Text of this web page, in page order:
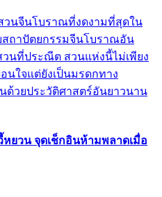
วนจีนโบราณที่งดงามที่สุดใน
สถาปัตยกรรมจีนโบราณอัน
นที่ประณีต สวนแห่งนี้ไม่เพียง
ใจแต่ยังเป็นมรดกทาง
วยประวัติศาสตร์อันยาวนาน
หยวน จุดเช็กอินห้ามพลาดเมื่อ